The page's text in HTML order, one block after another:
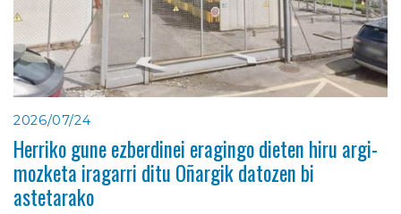
2026/07/24
Herriko gune ezberdinei eragingo dieten hiru argi-
mozketa iragarri ditu Oñargik datozen bi
astetarako